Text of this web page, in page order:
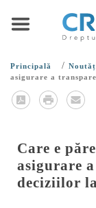
Principală /
asigurare a
Care e
asigurare
deciziilor